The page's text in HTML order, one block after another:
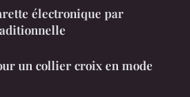
électronique par
un collier croix en mode